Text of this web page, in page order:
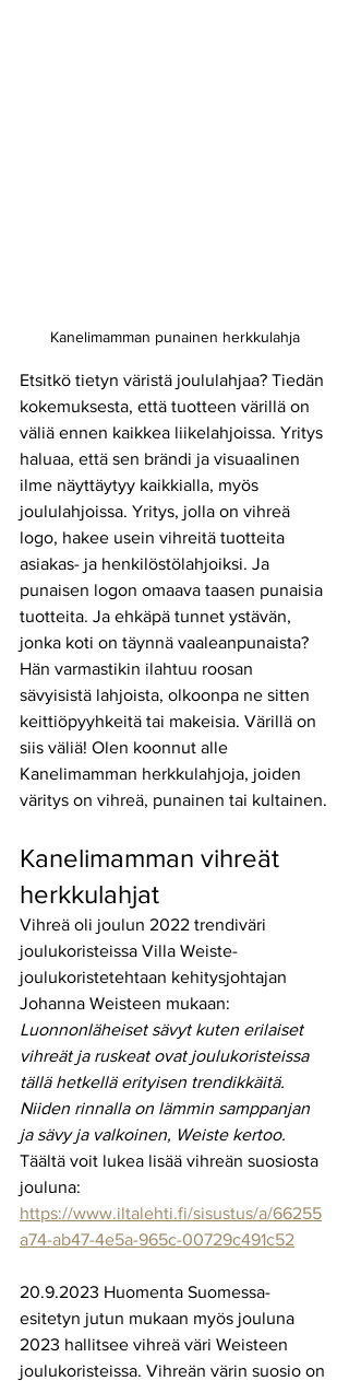
Kanelimamman punainen herkkulahja
Etsitkö tietyn väristä joululahjaa? Tiedän
kokemuksesta, että tuotteen värillä on
väliä ennen kaikkea liikelahjoissa. Yritys
haluaa, että sen brändi ja visuaalinen
ilme näyttäytyy kaikkialla, myös
joululahjoissa. Yritys, jolla on vihreä
logo, hakee usein vihreitä tuotteita
asiakas- ja henkilöstölahjoiksi. Ja
punaisen logon omaava taasen punaisia
tuotteita. Ja ehkäpä tunnet ystävän,
jonka koti on täynnä vaaleanpunaista?
Hän varmastikin ilahtuu roosan
sävyisistä lahjoista, olkoonpa ne sitten
keittiöpyyhkeitä tai makeisia. Värillä on
siis väliä! Olen koonnut alle
Kanelimamman herkkulahjoja, joiden
väritys on vihreä, punainen tai kultainen.
Kanelimamman vihreät
herkkulahjat
Vihreä oli joulun 2022 trendiväri
joulukoristeissa Villa Weiste-
joulukoristetehtaan kehitysjohtajan
Johanna Weisteen mukaan:
Luonnonläheiset sävyt kuten erilaiset
vihreät ja ruskeat ovat joulukoristeissa
tällä hetkellä erityisen trendikkäitä.
Niiden rinnalla on lämmin samppanjan
ja sävy ja valkoinen, Weiste kertoo.
Täältä voit lukea lisää vihreän suosiosta
jouluna:
https://www.iltalehti.fi/sisustus/a/66255
a74-ab47-4e5a-965c-00729c491c52
20.9.2023 Huomenta Suomessa-
esitetyn jutun mukaan myös jouluna
2023 hallitsee vihreä väri Weisteen
joulukoristeissa. Vihreän värin suosio on